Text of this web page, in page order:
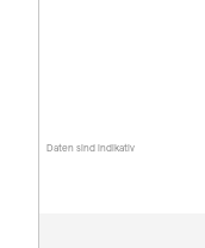
Daten sind indikativ